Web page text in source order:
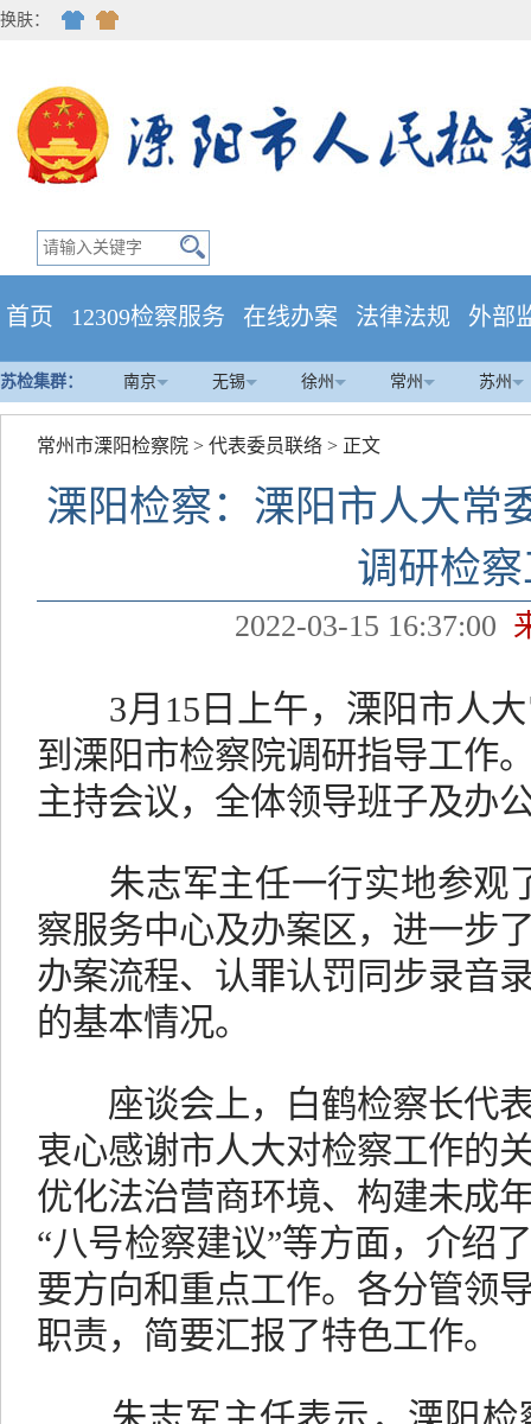
换肤：
首页 12309检察服务 在线办案 法律法规 外部
苏检集群： 南京 无锡 徐州 常州 苏州
常州市溧阳检察院 > 代表委员联络 > 正文
溧阳检察：溧阳市人大常
调研检
2022-03-15 16:37:00
3月15日上午，溧阳市人大
到溧阳市检察院调研指导工作
主持会议，全体领导班子及办
朱志军主任一行实地参观
察服务中心及办案区，进一步
办案流程、认罪认罚同步录音
的基本情况。
座谈会上，白鹤检察长代表
衷心感谢市人大对检察工作的
优化法治营商环境、构建未成
“八号检察建议”等方面，介绍
要方向和重点工作。各分管领
职责，简要汇报了特色工作。